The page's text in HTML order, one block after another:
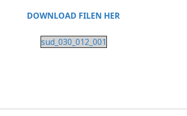
DOWNLOAD FILEN HER
sud_030_012_001